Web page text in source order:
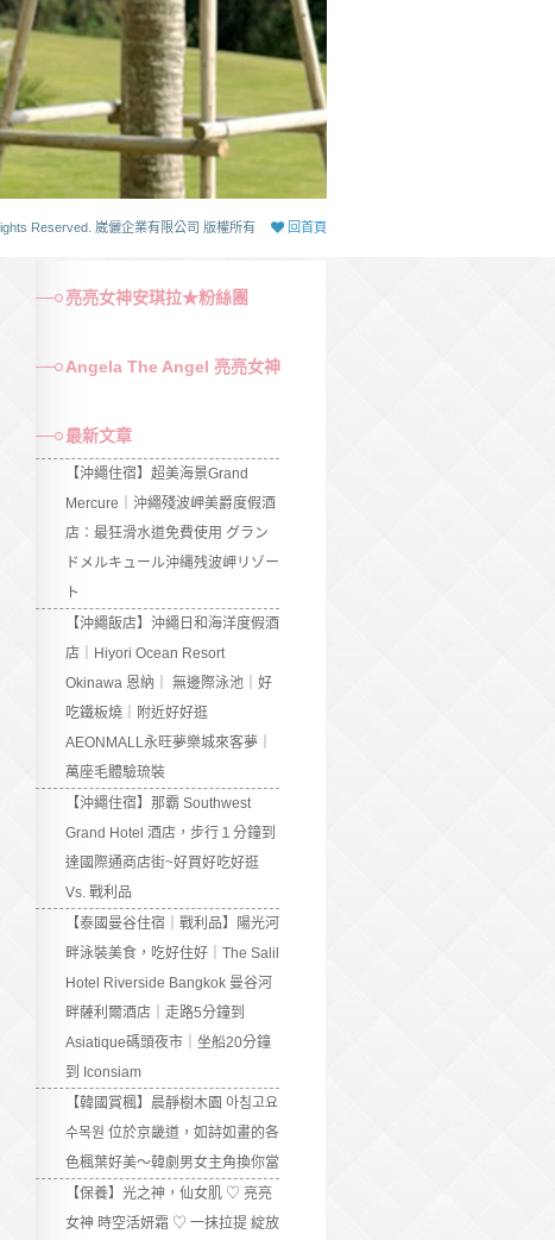
Reserved. 崴儷企業有限公司 版權所有 回首頁
亮亮女神安琪拉★粉絲團
Angela The Angel 亮亮女神
最新文章
【沖繩住宿】超美海景Grand
Mercure｜沖繩殘波岬美爵度假酒
店：最狂滑水道免費使用 グラン
ドメルキュール沖縄残波岬リゾー
ト
【沖繩飯店】沖繩日和海洋度假酒
店｜Hiyori Ocean Resort
Okinawa 恩納｜ 無邊際泳池｜好
吃鐵板燒｜附近好好逛
AEONMALL永旺夢樂城來客夢｜
萬座毛體驗琉裝
【沖繩住宿】那霸 Southwest
Grand Hotel 酒店，步行１分鐘到
達國際通商店街~好買好吃好逛
Vs. 戰利品
【泰國曼谷住宿｜戰利品】陽光河
畔泳裝美食，吃好住好｜The Salil
Hotel Riverside Bangkok 曼谷河
畔薩利爾酒店｜走路5分鐘到
Asiatique碼頭夜市｜坐船20分鐘
到 Iconsiam
【韓國賞楓】晨靜樹木園 아침고요
수목원 位於京畿道，如詩如畫的各
色楓葉好美～韓劇男女主角換你當
【保養】光之神，仙女肌 ♡ 亮亮
女神 時空活妍霜 ♡ 一抹拉提 綻放